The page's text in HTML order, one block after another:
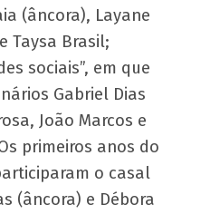
(âncora), Layane
Taysa Brasil;
sociais”, em que
Gabriel Dias
João Marcos e
primeiros anos do
o casal
(âncora) e Débora